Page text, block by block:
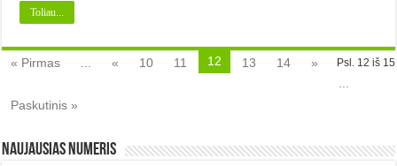
Toliau...
Psl. 12 iš 15
« Pirmas « 10 11 12 13 14
»
Paskutinis »
Naujausias numeris